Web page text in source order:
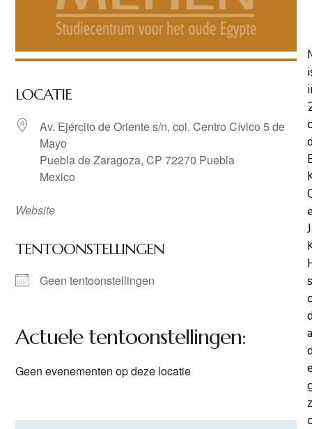
LOCATIE
Av. Ejército de Oriente s/n, col. Centro Cívico 5 de
Mayo
Puebla de Zaragoza, CP 72270 Puebla
Mexico
Website
TENTOONSTELLINGEN
Geen tentoonstellingen
Actuele tentoonstellingen:
Geen evenementen op deze locatie